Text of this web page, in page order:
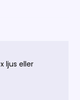
ljus eller